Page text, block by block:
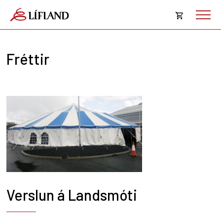
Opna
Karfan þín
Karfan er tóm.
Fréttir
Verslun á Landsmóti